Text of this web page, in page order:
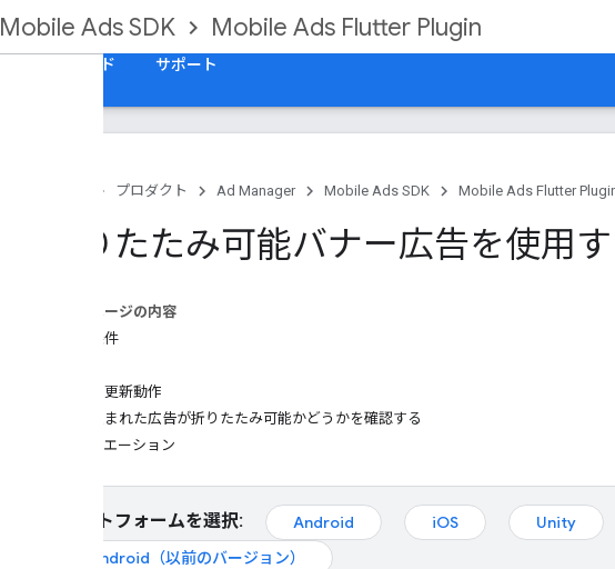
Mobile Ads SDK Mobile Ads Flutter Plugin
ダウンロード サポート
プロダクト Ad Manager Mobile Ads SDK Mobile Ads Flutter
折りたたみ可能バナー広告を使用
このページの内容
前提条件
広告の更新動作
読み込まれた広告が折りたたみ可能かどうかを確認する
メディエーション
プラットフォームを選択: Android iOS Unity
Android（以前のバージョン）